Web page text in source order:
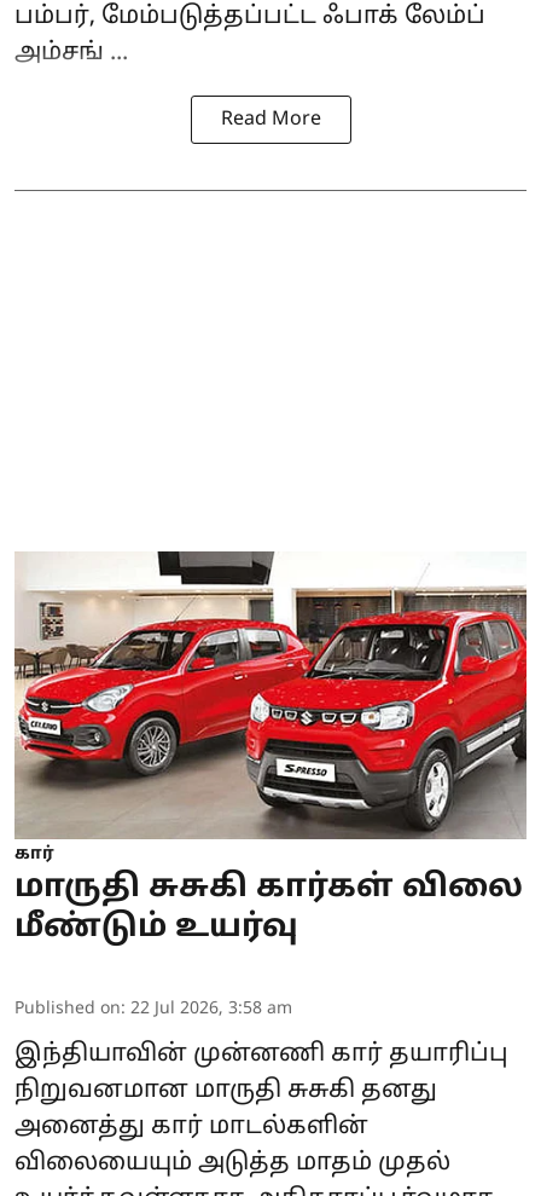
பம்பர், மேம்படுத்தப்பட்ட ஃபாக் லேம்ப்
அம்சங் ...
Read More
கார்
மாருதி சுசுகி கார்கள் விலை
மீண்டும் உயர்வு
Published on: 22 Jul 2026, 3:58 am
இந்தியாவின் முன்னணி கார் தயாரிப்பு
நிறுவனமான மாருதி சுசுகி தனது
அனைத்து கார் மாடல்களின்
விலையையும் அடுத்த மாதம் முதல்